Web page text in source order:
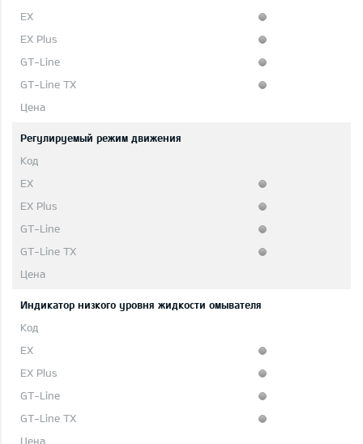
Регулируемый режим движения
Индикатор низкого уровня жидкости омывателя